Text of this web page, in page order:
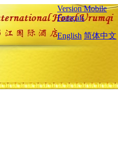
Version Mobile
Français
English 简体中文